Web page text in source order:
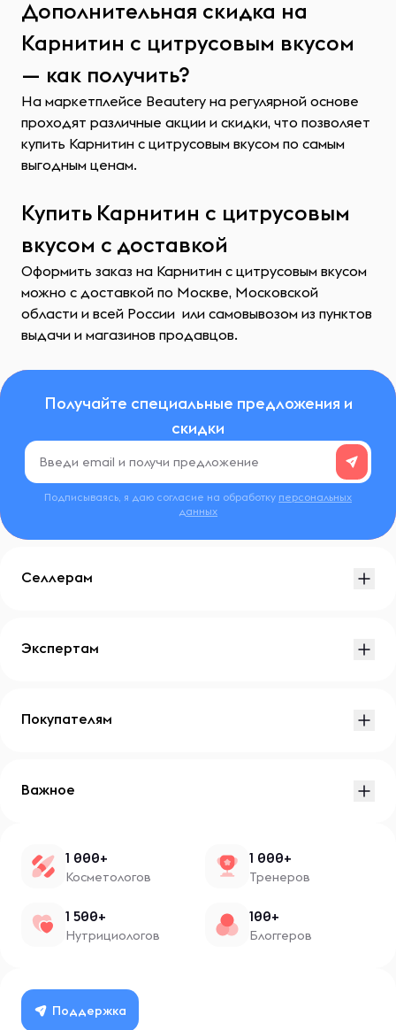
Дополнительная скидка на
Карнитин с цитрусовым вкусом
— как получить?
На маркетплейсе Beautery на регулярной основе
проходят различные акции и скидки, что позволяет
купить Карнитин с цитрусовым вкусом по самым
выгодным ценам.
Купить Карнитин с цитрусовым
вкусом с доставкой
Оформить заказ на Карнитин с цитрусовым вкусом
можно с доставкой по Москве, Московской
области и всей России или самовывозом из пунктов
выдачи и магазинов продавцов.
Получайте специальные предложения и
скидки
Подписываясь, я даю согласие на обработку персональных
данных
Селлерам
Экспертам
Покупателям
Важное
1 000+
Косметологов
1 000+
Тренеров
1 500+
Нутрициологов
100+
Блоггеров
Поддержка